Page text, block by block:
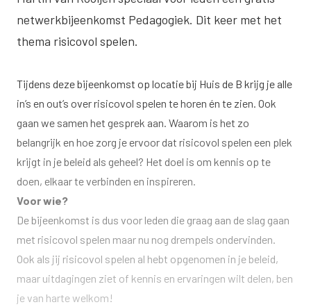
netwerkbijeenkomst Pedagogiek. Dit keer met het
thema risicovol spelen.
Tijdens deze bijeenkomst op locatie bij Huis de B krijg je alle
in’s en out’s over risicovol spelen te horen én te zien. Ook
gaan we samen het gesprek aan. Waarom is het zo
belangrijk en hoe zorg je ervoor dat risicovol spelen een plek
krijgt in je beleid als geheel? Het doel is om kennis op te
doen, elkaar te verbinden en inspireren.
Voor wie?
De bijeenkomst is dus voor leden die graag aan de slag gaan
met risicovol spelen maar nu nog drempels ondervinden.
Ook als jij risicovol spelen al hebt opgenomen in je beleid,
maar uitdagingen ziet of kennis en ervaringen wilt delen, ben
je van harte welkom!